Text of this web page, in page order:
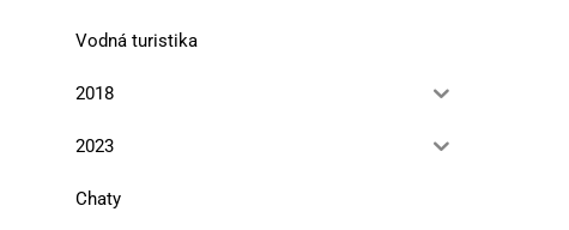
Vodná turistika
2018
2023
Chaty